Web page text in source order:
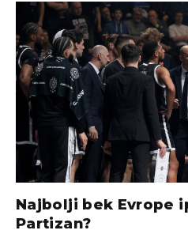
Najbolji bek Evrope
Partizan?